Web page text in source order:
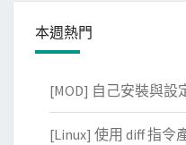
本週熱門
[MOD] 自己安裝與設
[Linux] 使用 diff 指令